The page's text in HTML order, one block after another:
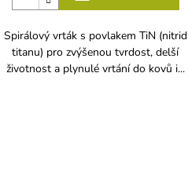
Spirálový vrták s povlakem TiN (nitrid
titanu) pro zvýšenou tvrdost, delší
životnost a plynulé vrtání do kovů i...